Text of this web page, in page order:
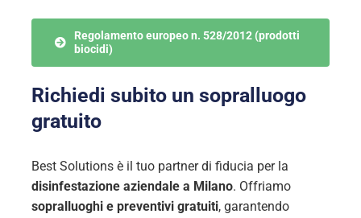
Regolamento europeo n. 528/2012 (prodotti
biocidi)
Richiedi subito un sopralluogo
gratuito
Best Solutions è il tuo partner di fiducia per la
disinfestazione aziendale a Milano. Offriamo
sopralluoghi e preventivi gratuiti, garantendo